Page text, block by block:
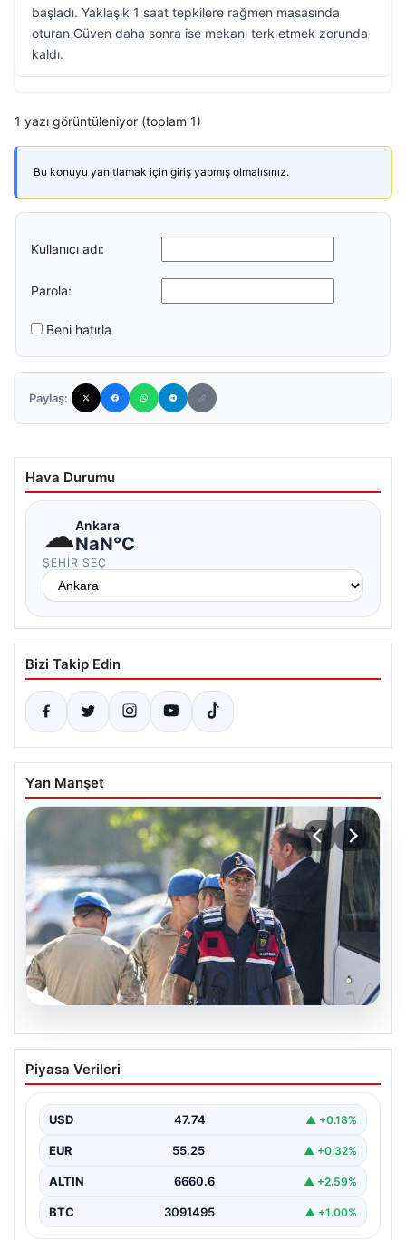
başladı. Yaklaşık 1 saat tepkilere rağmen masasında
oturan Güven daha sonra ise mekanı terk etmek zorunda
kaldı.
1 yazı görüntüleniyor (toplam 1)
Bu konuyu yanıtlamak için giriş yapmış olmalısınız.
Kullanıcı adı:
Parola:
Beni hatırla
Paylaş:
Hava Durumu
☁Ankara
NaN°C
ŞEHIR SEÇ
Bizi Takip Edin
Yan Manşet
07.08.2026
Menderes Belediye Başkanı İlkay Çiçek
ve 9 Kişi Tutuklandı
Çiçek'in de aralarında bulunduğu isimlere yönelik
yürütülen kapsamlı…
Piyasa Verileri
USD 47.74 ▲ +0.18%
EUR 55.25 ▲ +0.32%
ALTIN 6660.6 ▲ +2.59%
BTC 3091495 ▲ +1.00%